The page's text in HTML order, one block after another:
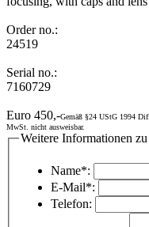
Order no.:
24519
Serial no.:
7160729
Euro 450,-Gemäß §24 UStG 1994
MwSt. nicht ausweisbar.
Weitere Informationen
Name*:
E-Mail*:
Telefon: